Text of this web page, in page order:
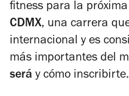
fitness para la
CDMX, una carrera
internacional y es
más importantes del
será y cómo inscribirte.